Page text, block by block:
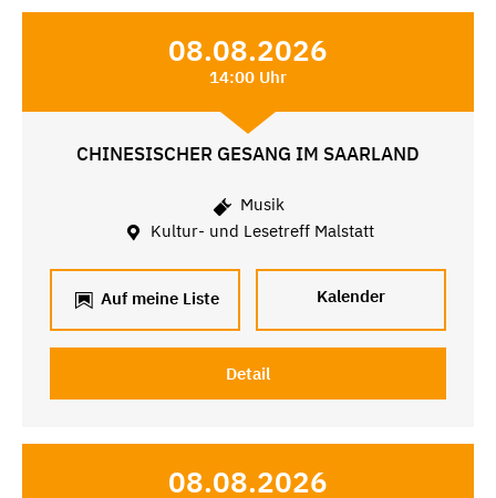
08.08.2026
14:00 Uhr
CHINESISCHER GESANG IM SAARLAND
Musik
Kultur- und Lesetreff Malstatt
Auf meine Liste Kalender
Detail
08.08.2026